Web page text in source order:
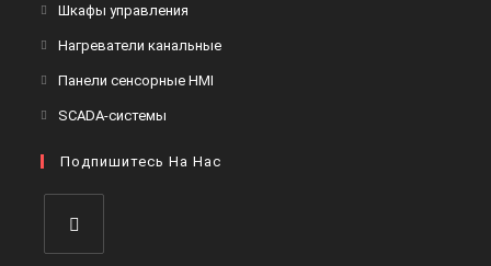
вкладке
вкладке
Шкафы управления
вкладке
Нагреватели канальныеОткроется
Панели сенсорные HMI
вкладке
SCADA-системы
новой
Подпишитесь На Нас